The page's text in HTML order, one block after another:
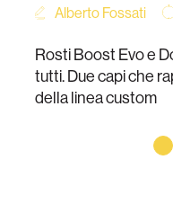
Alberto Fossati
Rosti Boost Evo e
tutti. Due capi che
della linea custom